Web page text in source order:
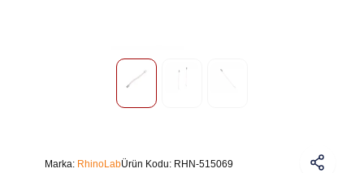
Marka: RhinoLabÜrün Kodu: RHN-515069